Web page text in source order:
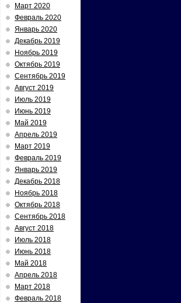
Март 2020
Февраль 2020
Январь 2020
Декабрь 2019
Ноябрь 2019
Октябрь 2019
Сентябрь 2019
Август 2019
Июль 2019
Июнь 2019
Май 2019
Апрель 2019
Март 2019
Февраль 2019
Январь 2019
Декабрь 2018
Ноябрь 2018
Октябрь 2018
Сентябрь 2018
Август 2018
Июль 2018
Июнь 2018
Май 2018
Апрель 2018
Март 2018
Февраль 2018